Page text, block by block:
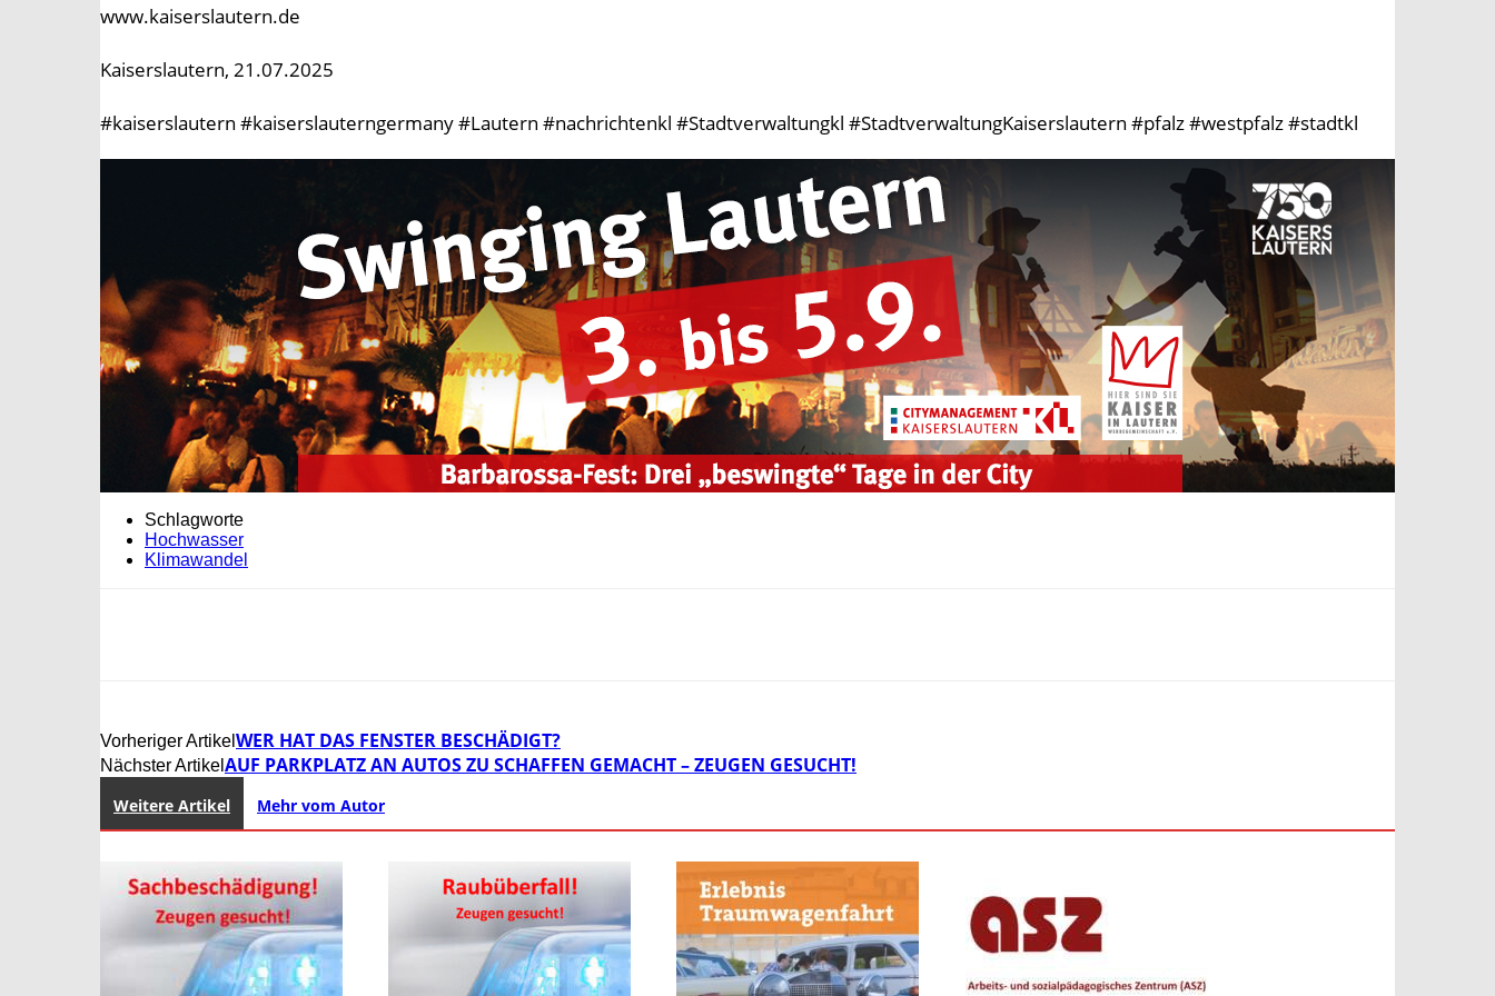
www.kaiserslautern.de
Kaiserslautern, 21.07.2025
#kaiserslautern #kaiserslauterngermany #Lautern #nachrichtenkl #Stadtverwaltungkl #StadtverwaltungKaiserslautern #pfalz #westpfalz #stadtkl
Schlagworte
Hochwasser
Klimawandel
Vorheriger Artikel WER HAT DAS FENSTER BESCHÄDIGT?
Nächster Artikel AUF PARKPLATZ AN AUTOS ZU SCHAFFEN GEMACHT – ZEUGEN GESUCHT!
Weitere Artikel Mehr vom Autor